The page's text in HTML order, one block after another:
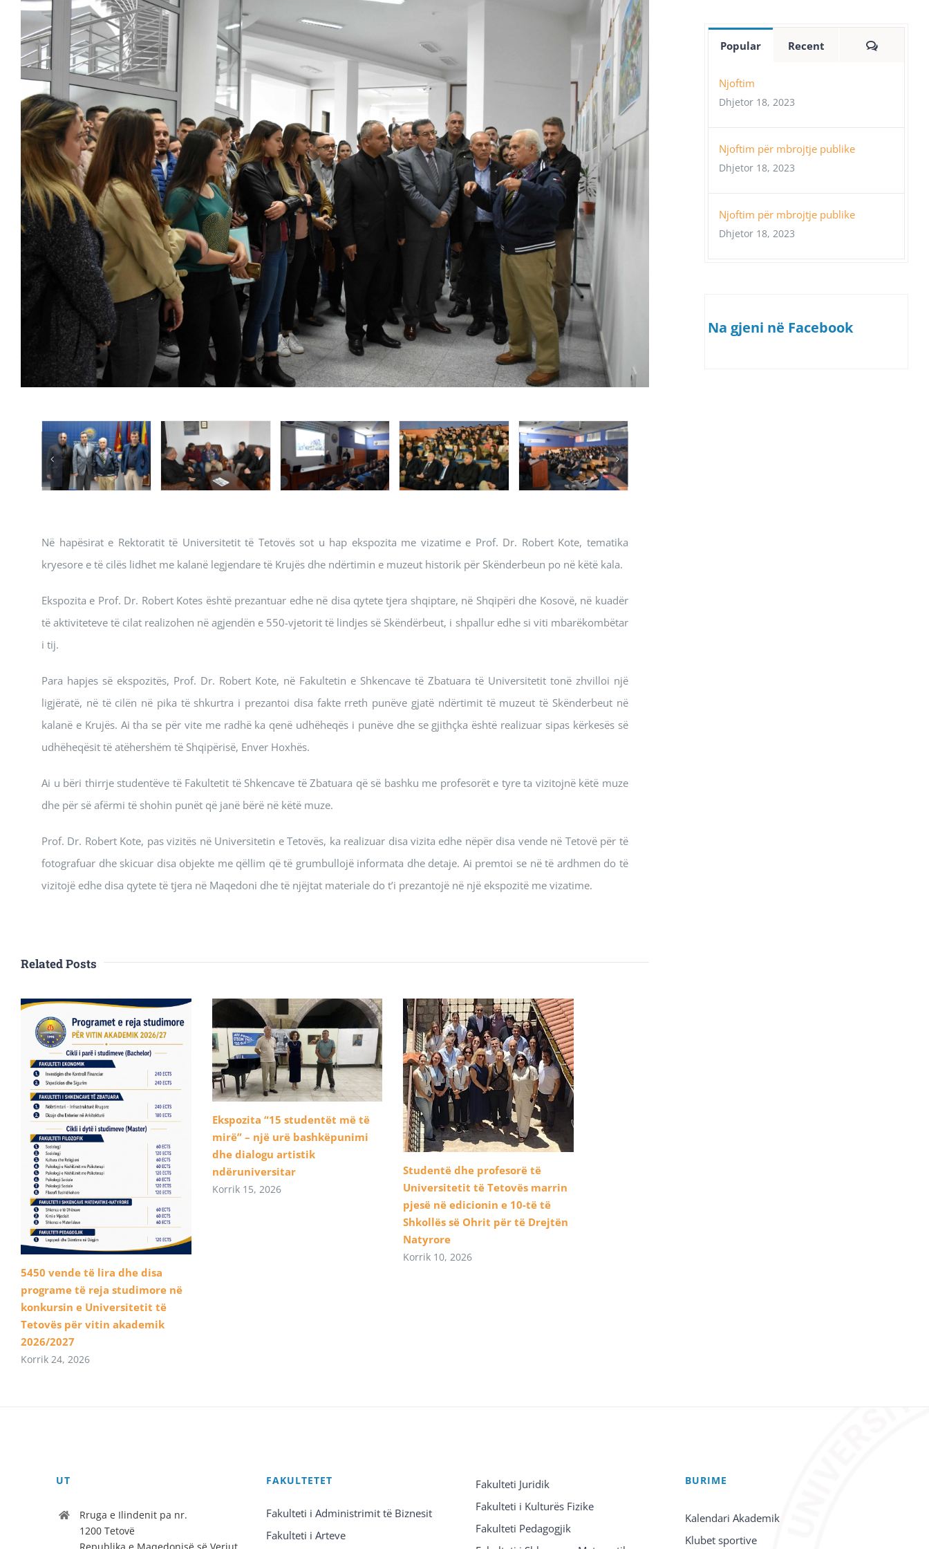
Larger
Image
Në hapësirat e Rektoratit të Universitetit të Tetovës sot u hap ekspozita me vizatime e Prof. Dr. Robert Kote, tematika
kryesore e të cilës lidhet me kalanë legjendare të Krujës dhe ndërtimin e muzeut historik për Skënderbeun po në këtë kala.
Ekspozita e Prof. Dr. Robert Kotes është prezantuar edhe në disa qytete tjera shqiptare, në Shqipëri dhe Kosovë, në kuadër
të aktiviteteve të cilat realizohen në agjendën e 550-vjetorit të lindjes së Skëndërbeut, i shpallur edhe si viti mbarëkombëtar
i tij.
Para hapjes së ekspozitës, Prof. Dr. Robert Kote, në Fakultetin e Shkencave të Zbatuara të Universitetit tonë zhvilloi një
ligjëratë, në të cilën në pika të shkurtra i prezantoi disa fakte rreth punëve gjatë ndërtimit të muzeut të Skënderbeut në
kalanë e Krujës. Ai tha se për vite me radhë ka qenë udhëheqës i punëve dhe se gjithçka është realizuar sipas kërkesës së
udhëheqësit të atëhershëm të Shqipërisë, Enver Hoxhës.
Ai u bëri thirrje studentëve të Fakultetit të Shkencave të Zbatuara që së bashku me profesorët e tyre ta vizitojnë këtë muze
dhe për së afërmi të shohin punët që janë bërë në këtë muze.
Prof. Dr. Robert Kote, pas vizitës në Universitetin e Tetovës, ka realizuar disa vizita edhe nëpër disa vende në Tetovë për të
fotografuar dhe skicuar disa objekte me qëllim që të grumbullojë informata dhe detaje. Ai premtoi se në të ardhmen do të
vizitojë edhe disa qytete të tjera në Maqedoni dhe të njëjtat materiale do t’i prezantojë në një ekspozitë me vizatime.
Related Posts
5450 vende të lira dhe disa
programe të reja studimore në
konkursin e Universitetit të
Tetovës për vitin akademik
2026/2027
Korrik 24, 2026
Ekspozita “15 studentët më të
mirë” – një urë bashkëpunimi
dhe dialogu artistik
ndëruniversitar
Korrik 15, 2026
Studentë dhe profesorë të
Universitetit të Tetovës marrin
pjesë në edicionin e 10-të të
Shkollës së Ohrit për të Drejtën
Natyrore
Korrik 10, 2026
Popular Recent
Njoftim
Dhjetor 18, 2023
Njoftim për mbrojtje publike
Dhjetor 18, 2023
Njoftim për mbrojtje publike
Dhjetor 18, 2023
Na gjeni në Facebook
UT
Rruga e Ilindenit pa nr.
1200 Tetovë
FAKULTETET
Fakulteti i Administrimit të Biznesit
Fakulteti i Arteve
Fakulteti Juridik
Fakulteti i Kulturës Fizike
Fakulteti Pedagogjik
BURIME
Kalendari Akademik
Klubet sportive